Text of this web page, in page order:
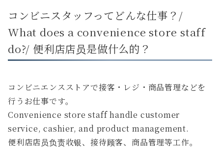
コンビニスタッフってどんな仕事？/
What does a convenience store staff
do?/ 便利店店员是做什么的？
コンビニエンスストアで接客・レジ・商品管理などを
行うお仕事です。
Convenience store staff handle customer
service, cashier, and product management.
便利店店员负责收银、接待顾客、商品管理等工作。